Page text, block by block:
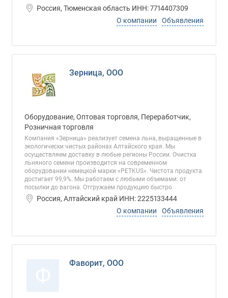
Россия, Тюменская область ИНН: 7714407309
О компании
Объявления
Зерница, ООО
Оборудование, Оптовая торговля, Переработчик,
Розничная торговля
Компания «Зерница» реализует семена льна, выращенные в
экологически чистых районах Алтайского края. Мы
осуществляем доставку в любые регионы России. Очистка
льняного семени производится на современном
оборудовании немецкой марки «PETKUS». Чистота продукта
достигает 99,9%. Мы работаем с любыми объемами: от
посылки до вагона. Отгружаем продукцию быстро.
Россия, Алтайский край ИНН: 2225133444
О компании
Объявления
Фаворит, ООО